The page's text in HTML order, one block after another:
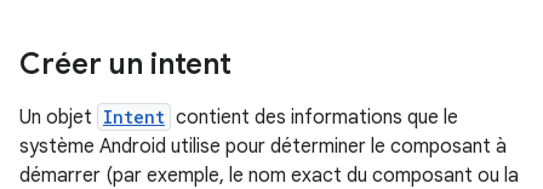
Créer un intent
Un objet Intent contient des informations que le
système Android utilise pour déterminer le composant à
démarrer (par exemple, le nom exact du composant ou la